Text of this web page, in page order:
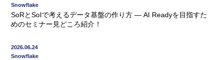
Snowflake
SoRとSoIで考えるデータ基盤の作り方 ― AI Readyを目指すた
めのセミナー見どころ紹介！
2026.06.24
Snowflake